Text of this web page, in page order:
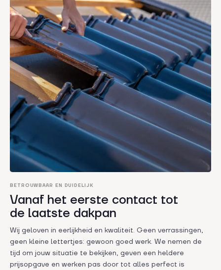
BETROUWBAAR EN DUIDELIJK
Vanaf het eerste contact tot
de laatste dakpan
Wij geloven in eerlijkheid en kwaliteit. Geen verrassingen,
geen kleine lettertjes: gewoon goed werk. We nemen de
tijd om jouw situatie te bekijken, geven een heldere
prijsopgave en werken pas door tot alles perfect is